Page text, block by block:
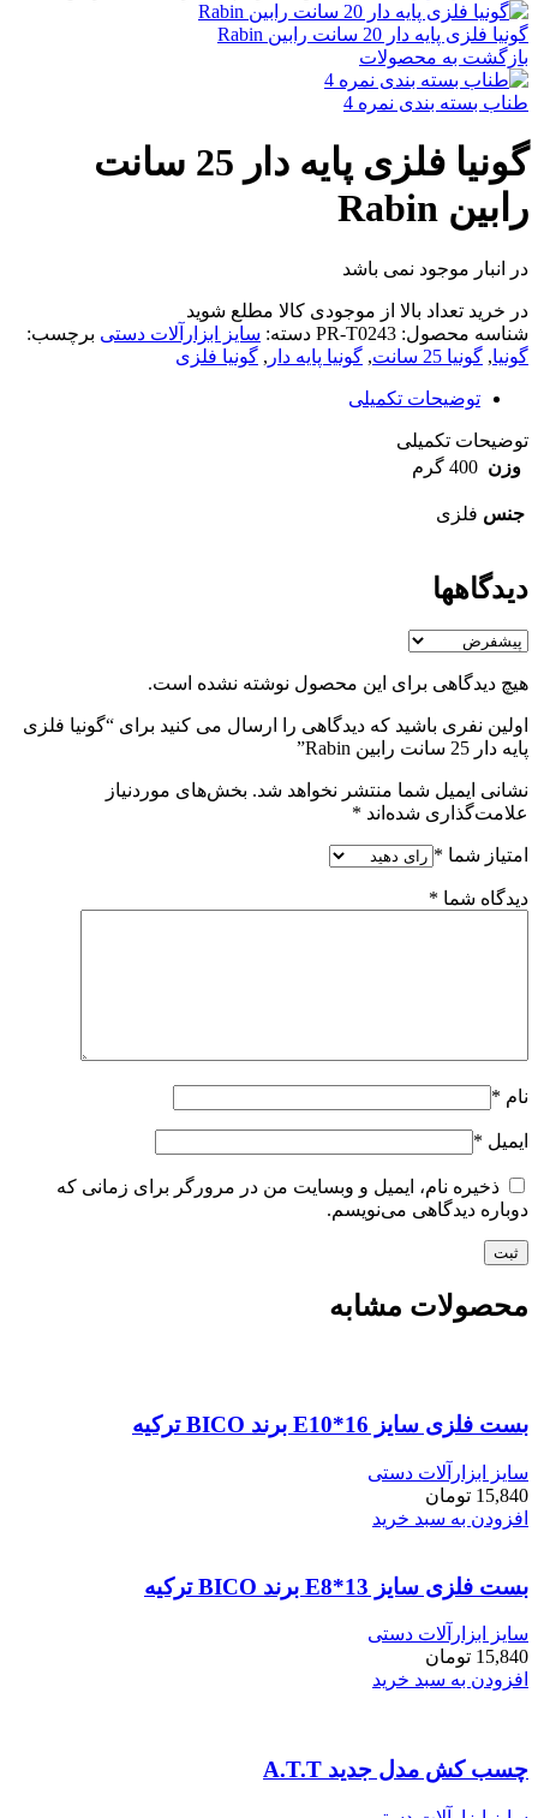
گونیا فلزی پایه دار 20 سانت رابین Rabin
بازگشت به محصولات
طناب بسته بندی نمره 4
گونیا فلزی پایه دار 25 سانت
رابین Rabin
در انبار موجود نمی باشد
در خرید تعداد بالا از موجودی کالا مطلع شوید
شناسه محصول: PR-T0243 دسته: سایز ابزارآلات دستی برچسب:
گونیا, گونیا 25 سانت , گونیا پایه دار , گونیا فلزی
توضیحات تکمیلی
توضیحات تکمیلی
وزن 400 گرم
جنس فلزی
دیدگاهها
هیچ دیدگاهی برای این محصول نوشته نشده است.
اولین نفری باشید که دیدگاهی را ارسال می کنید برای “گونیا فلزی
پایه دار 25 سانت رابین Rabin”
نشانی ایمیل شما منتشر نخواهد شد. بخش‌های موردنیاز
علامت‌گذاری شده‌اند *
امتیاز شما *
دیدگاه شما *
نام *
ایمیل *
ذخیره نام، ایمیل و وبسایت من در مرورگر برای زمانی که
دوباره دیدگاهی می‌نویسم.
محصولات مشابه
بست فلزی سایز E10*16 برند BICO ترکیه
سایز ابزارآلات دستی
15,840 تومان
افزودن به سبد خرید
بست فلزی سایز E8*13 برند BICO ترکیه
سایز ابزارآلات دستی
15,840 تومان
افزودن به سبد خرید
چسب کش مدل جدید A.T.T